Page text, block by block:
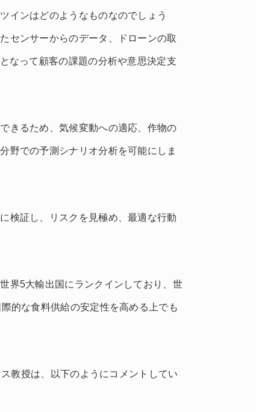
インはどのようなものなのでしょう
センサーからのデータ、ドローンの取
なって顧客の課題の分析や意思決定支
きるため、気候変動への適応、作物の
野での予測シナリオ分析を可能にしま
検証し、リスクを見極め、最適な行動
界5大輸出国にランクインしており、世
的な食料供給の安定性を高める上でも
教授は、以下のようにコメントしてい